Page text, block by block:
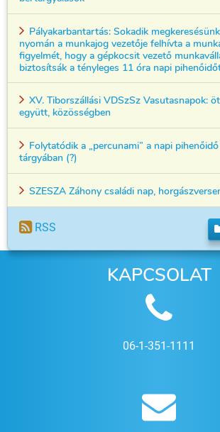
Pályakarbantartás: Sokadik megkeresésünk
nyomán a munkajog vezetője felhívta a
figyelmét, hogy a gépkocsit vezető
biztosítsák a tényleges 11 óra napi
XV. Tiborszállási VDSzSz Vasutasnapok:
együtt, közösségben
Folytatódik a „percunami” a napi pihenőidő
tárgyában (?)
SZESZA Záhony családi nap,
RSS
KAPCSOLAT
06-1-351-1111